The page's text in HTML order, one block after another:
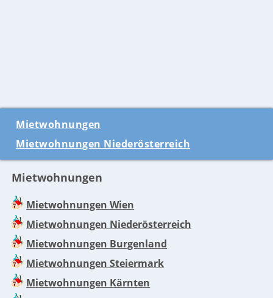
Mietwohnungen
Mietwohnungen Niederösterreich
Mietwohnungen
Mietwohnungen Wien
Mietwohnungen Niederösterreich
Mietwohnungen Burgenland
Mietwohnungen Steiermark
Mietwohnungen Kärnten